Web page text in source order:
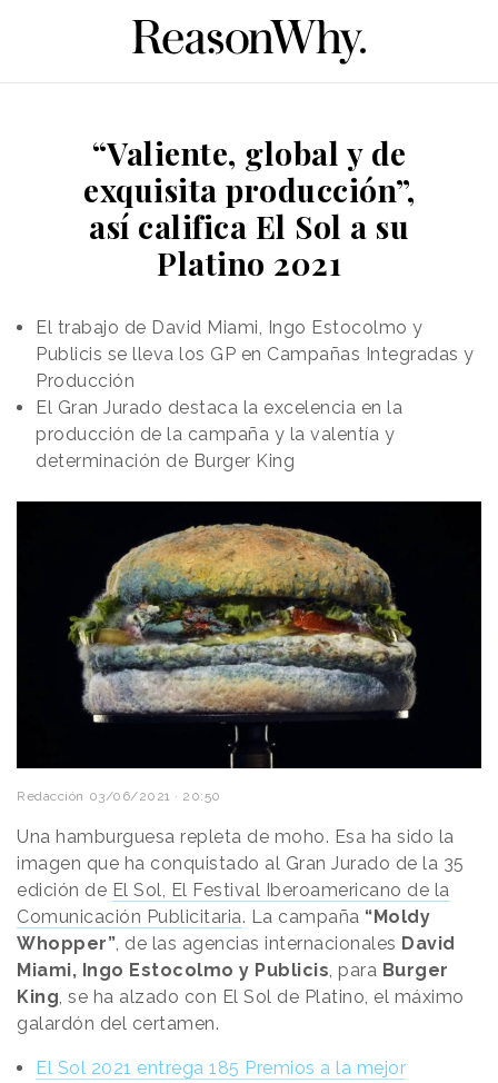
“Valiente, global y de
exquisita producción”,
así califica El Sol a su
Platino 2021
El trabajo de David Miami, Ingo Estocolmo y
Publicis se lleva los GP en Campañas Integradas y
Producción
El Gran Jurado destaca la excelencia en la
producción de la campaña y la valentía y
determinación de Burger King
Redacción 03/06/2021 · 20:50
Una hamburguesa repleta de moho. Esa ha sido la
imagen que ha conquistado al Gran Jurado de la 35
edición de El Sol, El Festival Iberoamericano de la
Comunicación Publicitaria. La campaña “Moldy
Whopper”, de las agencias internacionales David
Miami, Ingo Estocolmo y Publicis, para Burger
King, se ha alzado con El Sol de Platino, el máximo
galardón del certamen.
El Sol 2021 entrega 185 Premios a la mejor